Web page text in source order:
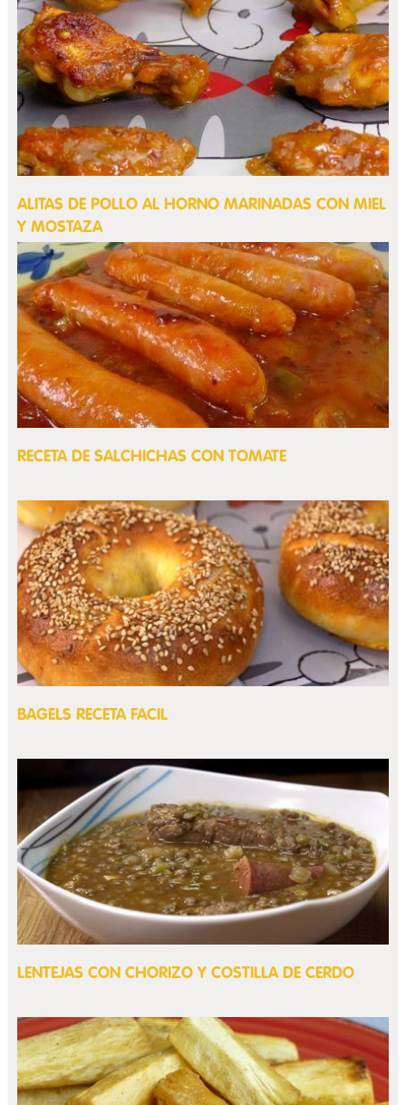
ALITAS DE POLLO AL HORNO MARINADAS CON MIEL
Y MOSTAZA
RECETA DE SALCHICHAS CON TOMATE
BAGELS RECETA FACIL
LENTEJAS CON CHORIZO Y COSTILLA DE CERDO